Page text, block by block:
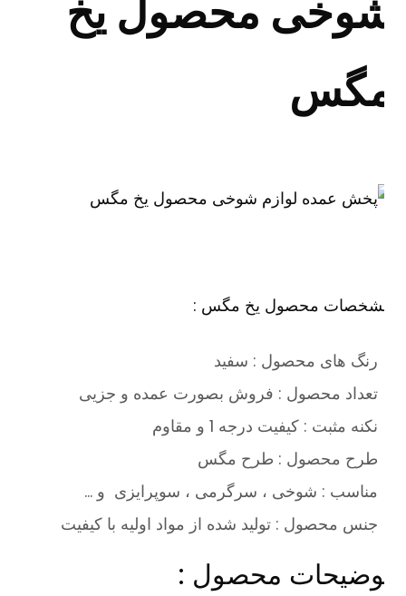
محصول یخ
محصول یخ مگس :
رنگ های محصول : سفید
تعداد محصول : فروش بصورت عمده و جزیی
نکنه مثبت : کیفیت درجه 1 و مقاوم
طرح محصول : طرح مگس
مناسب : شوخی ، سرگرمی ، سوپرایزی و …
جنس محصول : تولید شده از مواد اولیه با کیفیت
محصول :